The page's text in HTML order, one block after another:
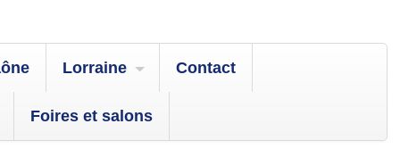
Lorraine Contact
Foires et salons